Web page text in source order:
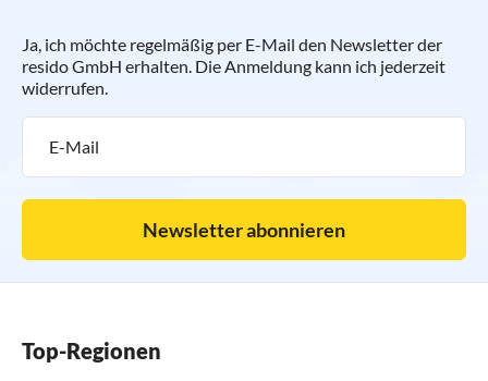
Ja, ich möchte regelmäßig per E-Mail den Newsletter der
resido GmbH erhalten. Die Anmeldung kann ich jederzeit
widerrufen.
Newsletter abonnieren
Top-Regionen